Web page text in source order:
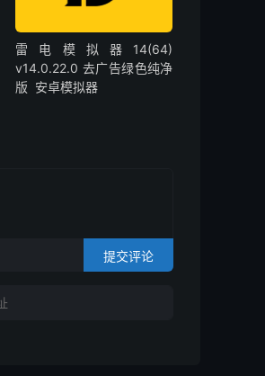
雷电模拟器14(64)
v14.0.22.0 去广告绿色纯净
版 安卓模拟器
提交评论